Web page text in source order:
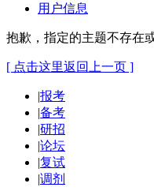
用户信息
抱歉，指定的主题不存在
[ 点击这里返回上一页 ]
|报考
|备考
|研招
|论坛
|复试
|调剂